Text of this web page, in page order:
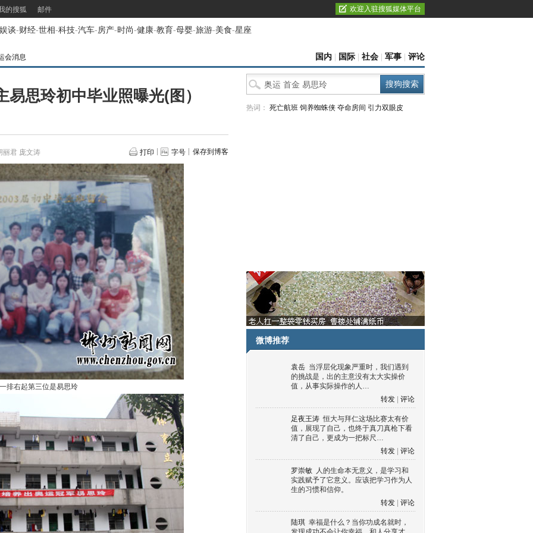
的搜狐 邮件 欢迎入驻搜狐媒体平台
娱谈-财经-世相-科技-汽车-房产-时尚-健康-教育-母婴-旅游-美食-星座
会消息 国内 国际 社会 军事 评论
思玲初中毕业照曝光(图）
丽君 庞文涛 打印 字号 保存到博客
排右起第三位是易思玲
热词： 死亡航班 饲养蜘蛛侠 夺命房间 引力双眼皮
微博推荐
袁岳 当浮层化现象严重时，我们遇到
的挑战是，出的主意没有太大实操价
值，从事实际操作的人…
转发
评论
足夜王涛 恒大与拜仁这场比赛太有价
值，展现了自己，也终于真刀真枪下看
清了自己，更成为一把标尺…
转发
评论
罗崇敏 人的生命本无意义，是学习和
实践赋予了它意义。应该把学习作为人
生的习惯和信仰。
转发
评论
陆琪 幸福是什么？当你功成名就时，